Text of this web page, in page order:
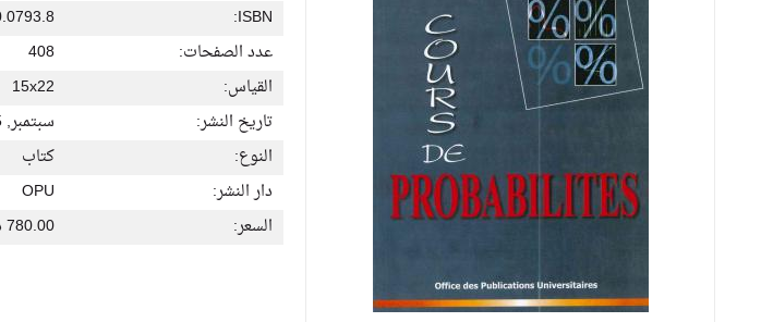
ISBN:
عدد الصفحات:
408
القياس:
15x22
تاريخ النشر:
سبتمبر, 2015
النوع:
كتاب
دار النشر:
OPU
السعر:
780.00 دج